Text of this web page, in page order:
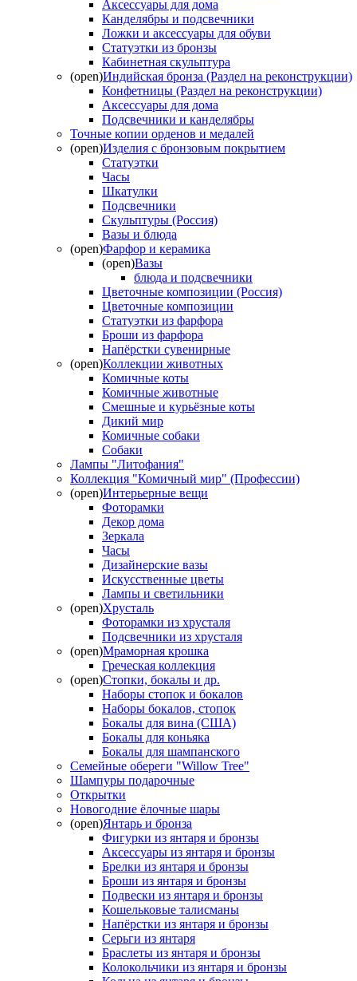
Аксессуары для дома
Канделябры и подсвечники
Ложки и аксессуары для обуви
Статуэтки из бронзы
Кабинетная скульптура
(open)Индийская бронза (Раздел на реконструкции)
Конфетницы (Раздел на реконструкции)
Аксессуары для дома
Подсвечники и канделябры
Точные копии орденов и медалей
(open)Изделия с бронзовым покрытием
Статуэтки
Часы
Шкатулки
Подсвечники
Скульптуры (Россия)
Вазы и блюда
(open)Фарфор и керамика
(open)Вазы
блюда и подсвечники
Цветочные композиции (Россия)
Цветочные композиции
Статуэтки из фарфора
Броши из фарфора
Напёрстки сувенирные
(open)Коллекции животных
Комичные коты
Комичные животные
Смешные и курьёзные коты
Дикий мир
Комичные собаки
Собаки
Лампы "Литофания"
Коллекция "Комичный мир" (Профессии)
(open)Интерьерные вещи
Фоторамки
Декор дома
Зеркала
Часы
Дизайнерские вазы
Искусственные цветы
Лампы и светильники
(open)Хрусталь
Фоторамки из хрусталя
Подсвечники из хрусталя
(open)Мраморная крошка
Греческая коллекция
(open)Стопки, бокалы и др.
Наборы стопок и бокалов
Наборы бокалов, стопок
Бокалы для вина (США)
Бокалы для коньяка
Бокалы для шампанского
Семейные обереги "Willow Tree"
Шампуры подарочные
Открытки
Новогодние ёлочные шары
(open)Янтарь и бронза
Фигурки из янтаря и бронзы
Аксессуары из янтаря и бронзы
Брелки из янтаря и бронзы
Броши из янтаря и бронзы
Подвески из янтаря и бронзы
Кошельковые талисманы
Напёрстки из янтаря и бронзы
Серьги из янтаря
Браслеты из янтаря и бронзы
Колокольчики из янтаря и бронзы